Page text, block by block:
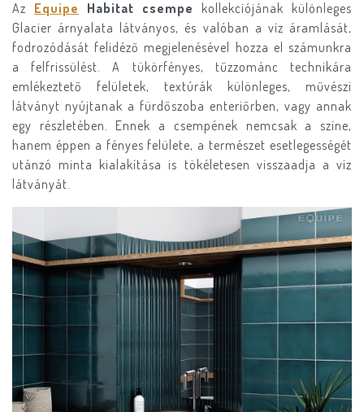
Az Equipe Habitat csempe
kollekciójának különleges
Glacier árnyalata látványos, és valóban a víz áramlását,
fodrozódását felidéző megjelenésével hozza el számunkra
a felfrissülést. A tükörfényes, tűzzománc technikára
emlékeztető felületek, textúrák különleges, művészi
látványt nyújtanak a fürdőszoba enteriőrben, vagy annak
egy részletében. Ennek a csempének nemcsak a színe,
hanem éppen a fényes felülete, a természet esetlegességét
utánzó minta kialakítása is tökéletesen visszaadja a víz
látványát.